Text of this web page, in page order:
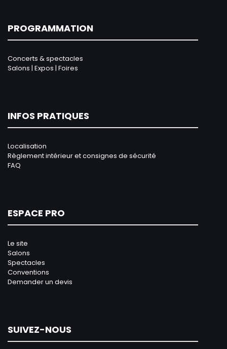
PROGRAMMATION
Concerts & spectacles
Salons | Expos | Foires
INFOS PRATIQUES
Localisation
Règlement intérieur et consignes de sécurité
FAQ
ESPACE PRO
Le site
Salons
Spectacles
Conventions
Demander un devis
SUIVEZ-NOUS